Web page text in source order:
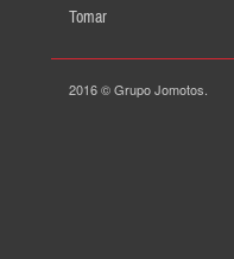
Tomar
2016 © Grupo Jomotos.